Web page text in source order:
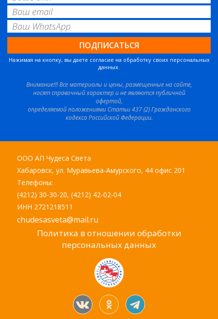
Нажимая на кнопку, вы даете согласие на обработку своих персональных
данных.
Внимание!!! Все материалы и цены, размещенные на сайте,
носят справочный характер и не являются публичной
офертой,
определяемой положениями Статьи 437 (2) Гражданского
кодекса Российской Федерации.
ООО АП Чудеса Света
Хабаровск, ул. Муравьева-Амурского, 44 офис 201
Телефоны:
(4212) 30-30-20, (4212) 42-02-04
ИНН 2721218511
chudesasveta@mail.ru
Политика в отношении обработки
персональных данных